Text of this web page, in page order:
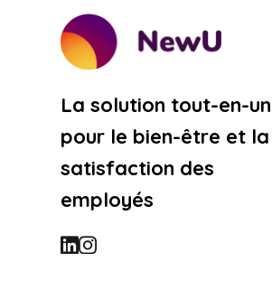
La solution tout-en-un
pour le bien-être et la
satisfaction des
employés